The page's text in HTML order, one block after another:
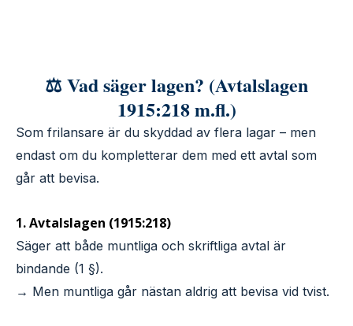
⚖️ Vad säger lagen? (Avtalslagen
1915:218 m.fl.)
Som frilansare är du skyddad av flera lagar – men
endast om du kompletterar dem med ett avtal som
går att bevisa.
1. Avtalslagen (1915:218)
Säger att både muntliga och skriftliga avtal är
bindande (1 §).
→ Men muntliga går nästan aldrig att bevisa vid tvist.